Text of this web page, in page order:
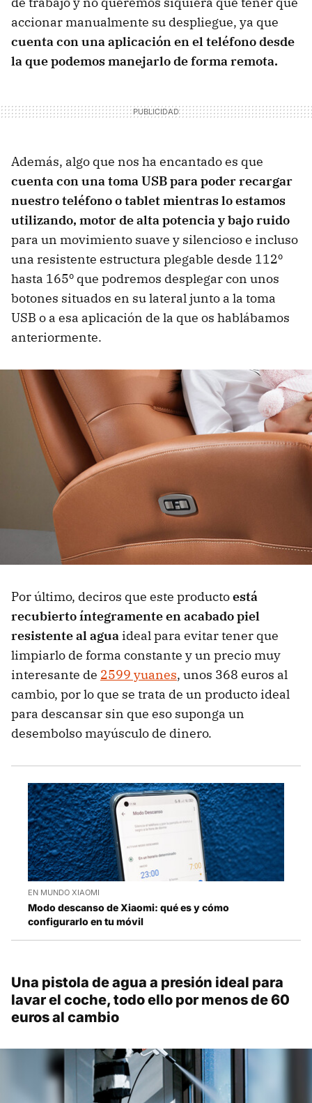
accionar manualmente su despliegue, ya que
cuenta con una aplicación en el teléfono desde
la que podemos manejarlo de forma remota.
Además, algo que nos ha encantado es que
cuenta con una toma USB para poder recargar
nuestro teléfono o tablet mientras lo estamos
utilizando, motor de alta potencia y bajo ruido
para un movimiento suave y silencioso e incluso
una resistente estructura plegable desde 112º
hasta 165º que podremos desplegar con unos
botones situados en su lateral junto a la toma
USB o a esa aplicación de la que os hablábamos
anteriormente.
Por último, deciros que este productoestá
recubierto íntegramente en acabado piel
resistente al agua ideal para evitar tener que
limpiarlo de forma constante y un precio muy
interesante de 2599 yuanes, unos 368 euros al
cambio, por lo que se trata de un producto ideal
para descansar sin que eso suponga un
desembolso mayúsculo de dinero.
EN MUNDO XIAOMI
Modo descanso de Xiaomi: qué es y cómo
configurarlo en tu móvil
Una pistola de agua a presión ideal para
lavar el coche, todo ello por menos de 60
euros al cambio